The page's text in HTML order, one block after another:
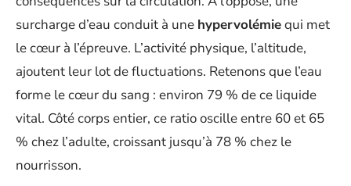
surcharge d’eau conduit à une hypervolémiequi met
le cœur à l’épreuve. L’activité physique, l’altitude,
ajoutent leur lot de fluctuations. Retenons que l’eau
forme le cœur du sang : environ 79 % de ce liquide
vital. Côté corps entier, ce ratio oscille entre 60 et 65
% chez l’adulte, croissant jusqu’à 78 % chez le
nourrisson.